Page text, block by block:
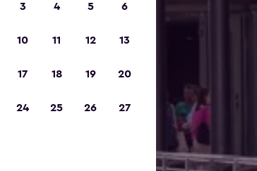
3 4 5 6
10 11 12 13
17 18 19 20
24 25 26 27